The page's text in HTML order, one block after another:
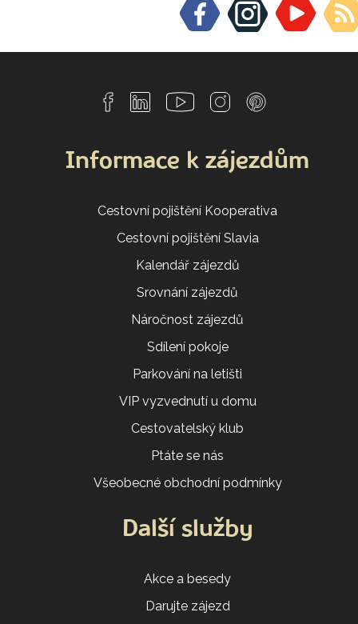
Informace k zájezdům
Cestovní pojištění Kooperativa
Cestovní pojištění Slavia
Kalendář zájezdů
Srovnání zájezdů
Náročnost zájezdů
Sdílení pokoje
Parkování na letišti
VIP vyzvednutí u domu
Cestovatelský klub
Ptáte se nás
Všeobecné obchodní podmínky
Další služby
Akce a besedy
Darujte zájezd